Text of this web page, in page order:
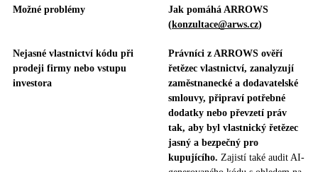
Možné problémy
Jak pomáhá ARROWS
(konzultace@arws.cz)
Nejasné vlastnictví kódu při
prodeji firmy nebo vstupu
investora
Právníci z ARROWS ověří
řetězec vlastnictví, zanalyzují
zaměstnanecké a dodavatelské
smlouvy, připraví potřebné
dodatky nebo převzetí práv
tak, aby byl vlastnický řetězec
jasný a bezpečný pro
kupujícího. Zajistí také audit AI-